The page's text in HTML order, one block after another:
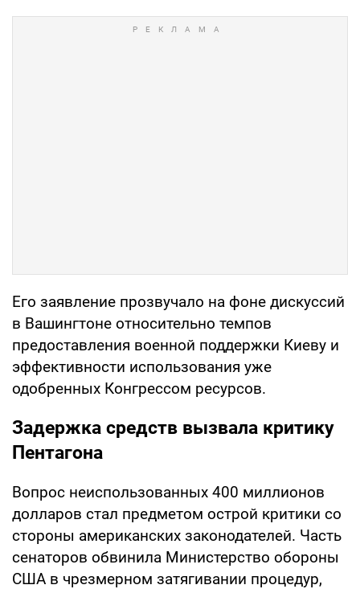
Его заявление прозвучало на фоне дискуссий
в Вашингтоне относительно темпов
предоставления военной поддержки Киеву и
эффективности использования уже
одобренных Конгрессом ресурсов.
Задержка средств вызвала критику
Пентагона
Вопрос неиспользованных 400 миллионов
долларов стал предметом острой критики со
стороны американских законодателей. Часть
сенаторов обвинила Министерство обороны
США в чрезмерном затягивании процедур,